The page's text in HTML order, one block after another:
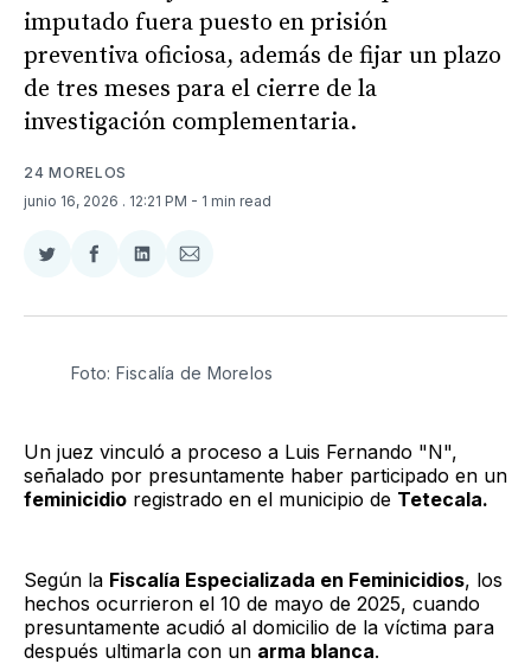
imputado fuera puesto en prisión
preventiva oficiosa, además de fijar un plazo
de tres meses para el cierre de la
investigación complementaria.
24 MORELOS
junio 16, 2026 . 12:21 PM - 1 min read
Compartir
Twitter
Compartir
Facebook
Compartir
LinkedIn
Compartir
Email
Foto: Fiscalía de Morelos
Un juez vinculó a proceso a Luis Fernando "N",
señalado por presuntamente haber participado en un
feminicidio registrado en el municipio de Tetecala.
Según la Fiscalía Especializada en Feminicidios, los
hechos ocurrieron el 10 de mayo de 2025, cuando
presuntamente acudió al domicilio de la víctima para
después ultimarla con un arma blanca.